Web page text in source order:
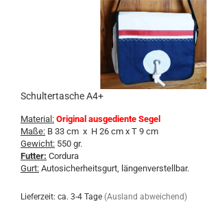
Schultertasche A4+
Material: Original ausgediente Segel
Maße: B 33 cm x H 26 cm x T 9 cm
Gewicht: 550 gr.
Futter: Cordura
Gurt: Autosicherheitsgurt, längenverstellbar.
Lieferzeit: ca. 3-4 Tage (Ausland abweichend)